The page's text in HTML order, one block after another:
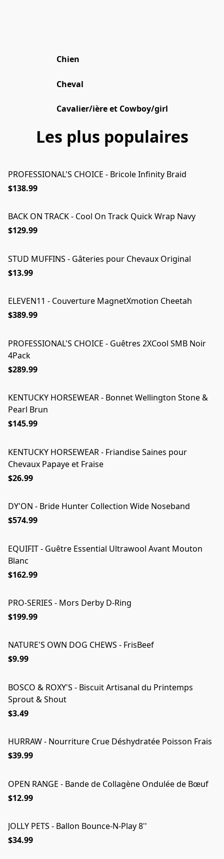
Chien
Cheval
Cavalier/ière et Cowboy/girl
Les plus populaires
PROFESSIONAL'S CHOICE - Bricole Infinity Braid
$138.99
BACK ON TRACK - Cool On Track Quick Wrap Navy
$129.99
STUD MUFFINS - Gâteries pour Chevaux Original
$13.99
ELEVEN11 - Couverture MagnetXmotion Cheetah
$389.99
PROFESSIONAL'S CHOICE - Guêtres 2XCool SMB Noir
4Pack
$289.99
KENTUCKY HORSEWEAR - Bonnet Wellington Stone &
Pearl Brun
$145.99
KENTUCKY HORSEWEAR - Friandise Saines pour
Chevaux Papaye et Fraise
$26.99
DY'ON - Bride Hunter Collection Wide Noseband
$574.99
EQUIFIT - Guêtre Essential Ultrawool Avant Mouton
Blanc
$162.99
PRO-SERIES - Mors Derby D-Ring
$199.99
NATURE'S OWN DOG CHEWS - FrisBeef
$9.99
BOSCO & ROXY'S - Biscuit Artisanal du Printemps
Sprout & Shout
$3.49
HURRAW - Nourriture Crue Déshydratée Poisson Frais
$39.99
COUP DE COEUR
OPEN RANGE - Bande de Collagène Ondulée de Bœuf
$12.99
JOLLY PETS - Ballon Bounce-N-Play 8''
$34.99